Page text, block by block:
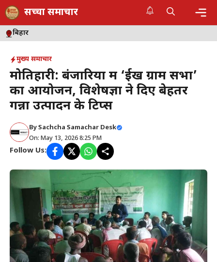
Skip
to
content
सच्चा समाचार
बिहार
मुख्य समाचार
मोतिहारी: बंजारिया में ‘ईख ग्राम सभा’
का आयोजन, विशेषज्ञों ने दिए बेहतर
गन्ना उत्पादन के टिप्स
BySachcha Samachar Desk
On: May 13, 2026 8:25 PM
Follow Us: